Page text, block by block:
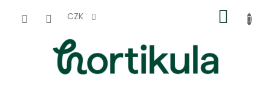
CZK
KOŠÍK